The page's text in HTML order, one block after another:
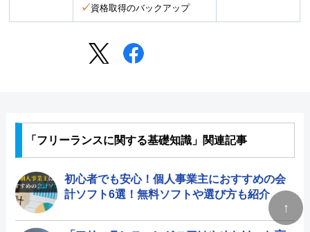
✓資格取得のバックアップ
「フリーランスに関する基礎知識」関連記事
初心者でも安心！個人事業主におすすめの会
計ソフト6選！無料ソフトや選び方も紹介
↑